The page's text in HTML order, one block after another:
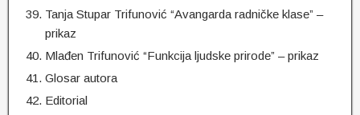
Tanja Stupar Trifunović “Avangarda radničke klase” –
prikaz
Mlađen Trifunović “Funkcija ljudske prirode” – prikaz
Glosar autora
Editorial